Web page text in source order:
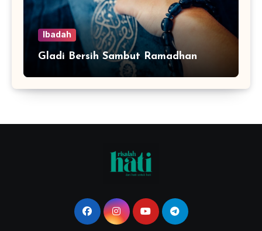
Ibadah
Gladi Bersih Sambut Ramadhan